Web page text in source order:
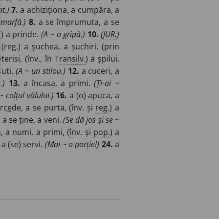
7. a achiziționa, a cumpăra, a
marfă.) 8. a se împrumuta, a se
) a prinde. (A ~ o gripă.) 10. (JUR.)
reg.) a șuchea, a șuchiri, (prin
(înv., în Transilv.) a șpilui,
(A ~ un stilou.) 12. a cuceri, a
13. a încasa, a primi.(Ți-ai ~
colțul vălului.) 16. a (o) apuca, a
ede, a se purta, (înv. și reg.) a
se ține, a veni. (Se dă jos și se ~
a numi, a primi, (înv. și pop.) a
a (se) servi. (Mai ~ o porție!) 24. a